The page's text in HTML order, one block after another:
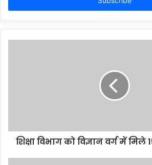
शिक्षा विभाग को विज्ञान वर्ग में मिले